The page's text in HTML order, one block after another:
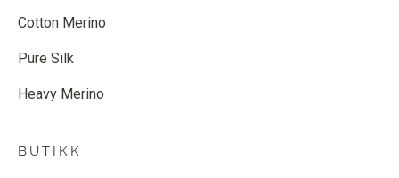
Cotton Merino
Pure Silk
Heavy Merino
BUTIKK